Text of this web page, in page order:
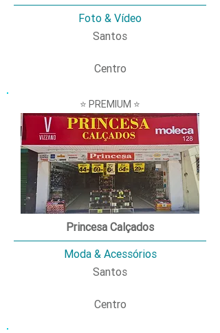
Foto & Vídeo
Santos
Centro
⭐ PREMIUM ⭐
Princesa Calçados
Moda & Acessórios
Santos
Centro